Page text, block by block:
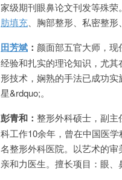
家级期刊眼鼻论文刊发等殊
肪填充 、胸部整形、私密整
田芳斌 ： 颜面部五官大师，现
经验和扎实的理论知识，尤
形技术，娴熟的手法已成功
星&rdquo;。
彭青和： 整形外科硕士，副
科工作10余年，曾在中国医
名整形外科医院。以艺术的
亲和力医生。擅长项目：眼